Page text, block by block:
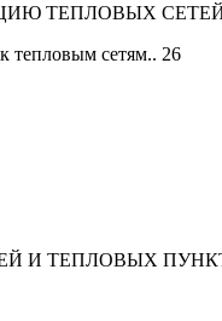
ТЕПЛОВЫХ
тепловым сетям.. 26
И ТЕПЛОВЫХ